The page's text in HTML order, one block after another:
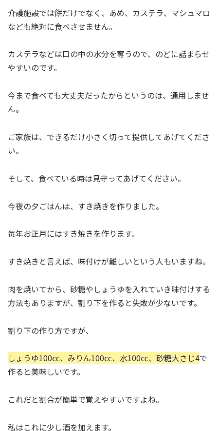
介護施設では餅だけでなく、あめ、カステラ、マシュマロ
なども絶対に食べさせません。
カステラなどは口の中の水分を奪うので、のどに詰まらせ
やすいのです。
今まで食べても大丈夫だったからというのは、通用しませ
ん。
ご家族は、できるだけ小さく切って提供してあげてくださ
い。
そして、食べている時は見守ってあげてください。
今夜の夕ごはんは、すき焼きを作りました。
毎年お正月にはすき焼きを作ります。
すき焼きと言えば、味付けが難しいという人もいますね。
肉を焼いてから、砂糖やしょうゆを入れていき味付けする
方法もありますが、割り下を作ると失敗が少ないです。
割り下の作り方ですが、
しょうゆ100㏄、みりん100㏄、水100㏄、砂糖大さじ4で
作ると美味しいです。
これだと割合が簡単で覚えやすいですよね。
私はこれに少し酒を加えます。